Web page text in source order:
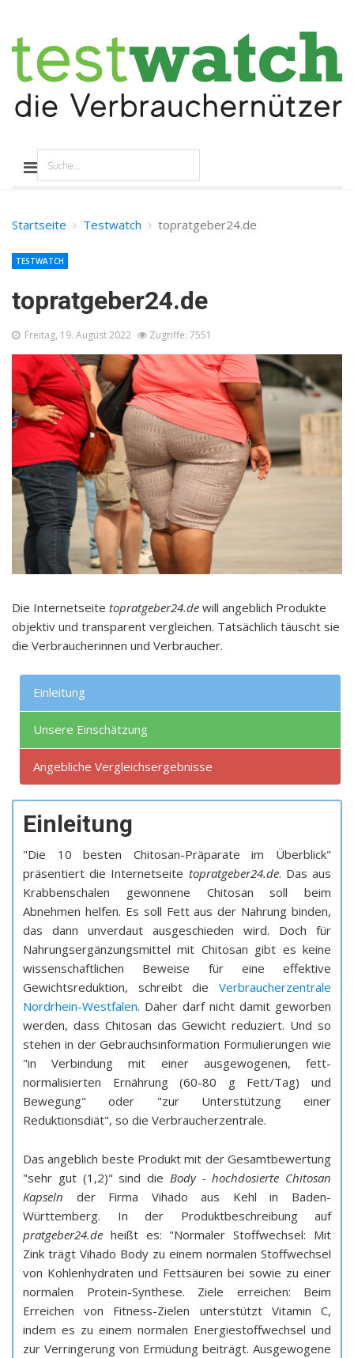
Startseite Testwatch topratgeber24.de
topratgeber24.de
TESTWATCH
Freitag, 19. August 2022 Zugriffe: 7551
Die Internetseite topratgeber24.de will angeblich Produkte
objektiv und transparent vergleichen. Tatsächlich täuscht sie
die Verbraucherinnen und Verbraucher.
Einleitung
Unsere Einschätzung
Angebliche Vergleichsergebnisse
Einleitung
"Die 10 besten Chitosan-Präparate im Überblick"
präsentiert die Internetseite topratgeber24.de. Das aus
Krabbenschalen gewonnene Chitosan soll beim
Abnehmen helfen. Es soll Fett aus der Nahrung binden,
das dann unverdaut ausgeschieden wird. Doch für
Nahrungsergänzungsmittel mit Chitosan gibt es keine
wissenschaftlichen Beweise für eine effektive
Gewichtsreduktion, schreibt die Verbraucherzentrale
Nordrhein-Westfalen. Daher darf nicht damit geworben
werden, dass Chitosan das Gewicht reduziert. Und so
stehen in der Gebrauchsinformation Formulierungen wie
"in Verbindung mit einer ausgewogenen, fett­
normalisierten Ernährung (60-80 g Fett/Tag) und
Bewegung" oder "zur Unterstützung einer
Reduktionsdiät", so die Verbraucherzentrale.
Das angeblich beste Produkt mit der Gesamtbewertung
"sehr gut (1,2)" sind die Body - hochdosierte Chitosan
Kapseln der Firma Vihado aus Kehl in Baden-
Württemberg. In der Produktbeschreibung auf
pratgeber24.de heißt es: "Normaler Stoffwechsel: Mit
Zink trägt Vihado Body zu einem normalen Stoffwechsel
von Kohlenhydraten und Fettsäuren bei sowie zu einer
normalen Protein-Synthese. Ziele erreichen: Beim
Erreichen von Fitness-Zielen unterstützt Vitamin C,
indem es zu einem normalen Energiestoffwechsel und
zur Verringerung von Ermüdung beiträgt. Ausgewogene